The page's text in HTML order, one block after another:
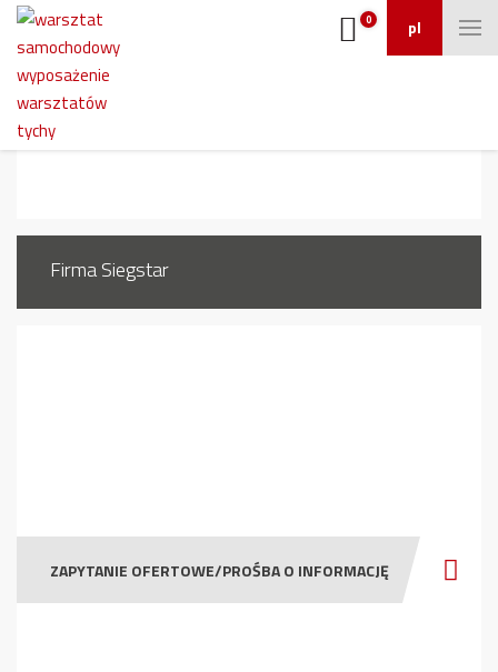
pl
0
1518_8
Firma Siegstar
ZAPYTANIE OFERTOWE/PROŚBA O INFORMACJĘ